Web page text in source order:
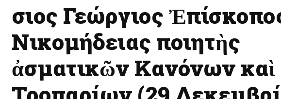
Ὅσιος Γεώργιος
Νικομήδειας ποιητὴς
ἀσματικῶν Κανόνων καὶ